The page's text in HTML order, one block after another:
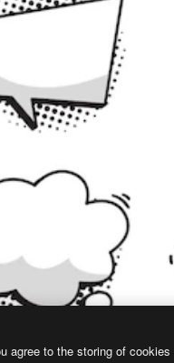
agree to the storing of